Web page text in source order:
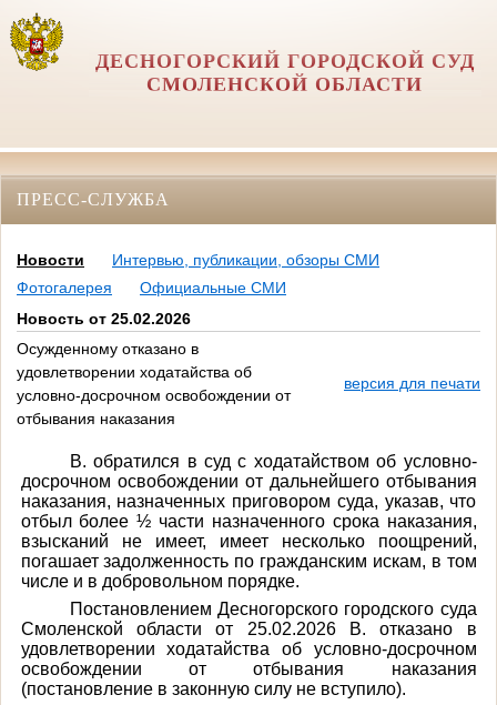
ДЕСНОГОРСКИЙ ГОРОДСКОЙ СУД
СМОЛЕНСКОЙ ОБЛАСТИ
ПРЕСС-СЛУЖБА
Новости
Интервью, публикации, обзоры СМИ
Фотогалерея
Официальные СМИ
Новость от 25.02.2026
Осужденному отказано в
удовлетворении ходатайства об
условно-досрочном освобождении от
отбывания наказания
версия для печати
В. обратился в суд с ходатайством об условно-
досрочном освобождении от дальнейшего отбывания
наказания, назначенных приговором суда, указав, что
отбыл более ½ части назначенного срока наказания,
взысканий не имеет, имеет несколько поощрений,
погашает задолженность по гражданским искам, в том
числе и в добровольном порядке.
Постановлением Десногорского городского суда
Смоленской области от 25.02.2026 В. отказано в
удовлетворении ходатайства об условно-досрочном
освобождении от отбывания наказания
(постановление в законную силу не вступило).